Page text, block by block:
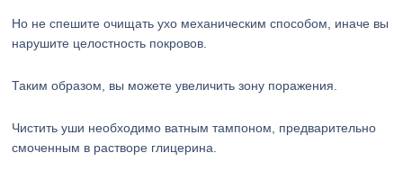
Но не спешите очищать ухо механическим способом, иначе вы
нарушите целостность покровов.
Таким образом, вы можете увеличить зону поражения.
Чистить уши необходимо ватным тампоном, предварительно
смоченным в растворе глицерина.